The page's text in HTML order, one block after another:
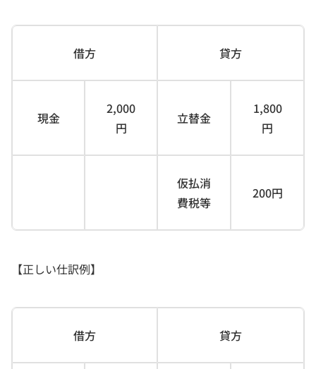
借方 貸方
現金
2,000
円
立替金
1,800
円
仮払消
費税等
200円
【正しい仕訳例】
借方 貸方